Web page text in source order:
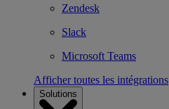
Zendesk
Slack
Microsoft Teams
Afficher toutes les intégrations
Solutions